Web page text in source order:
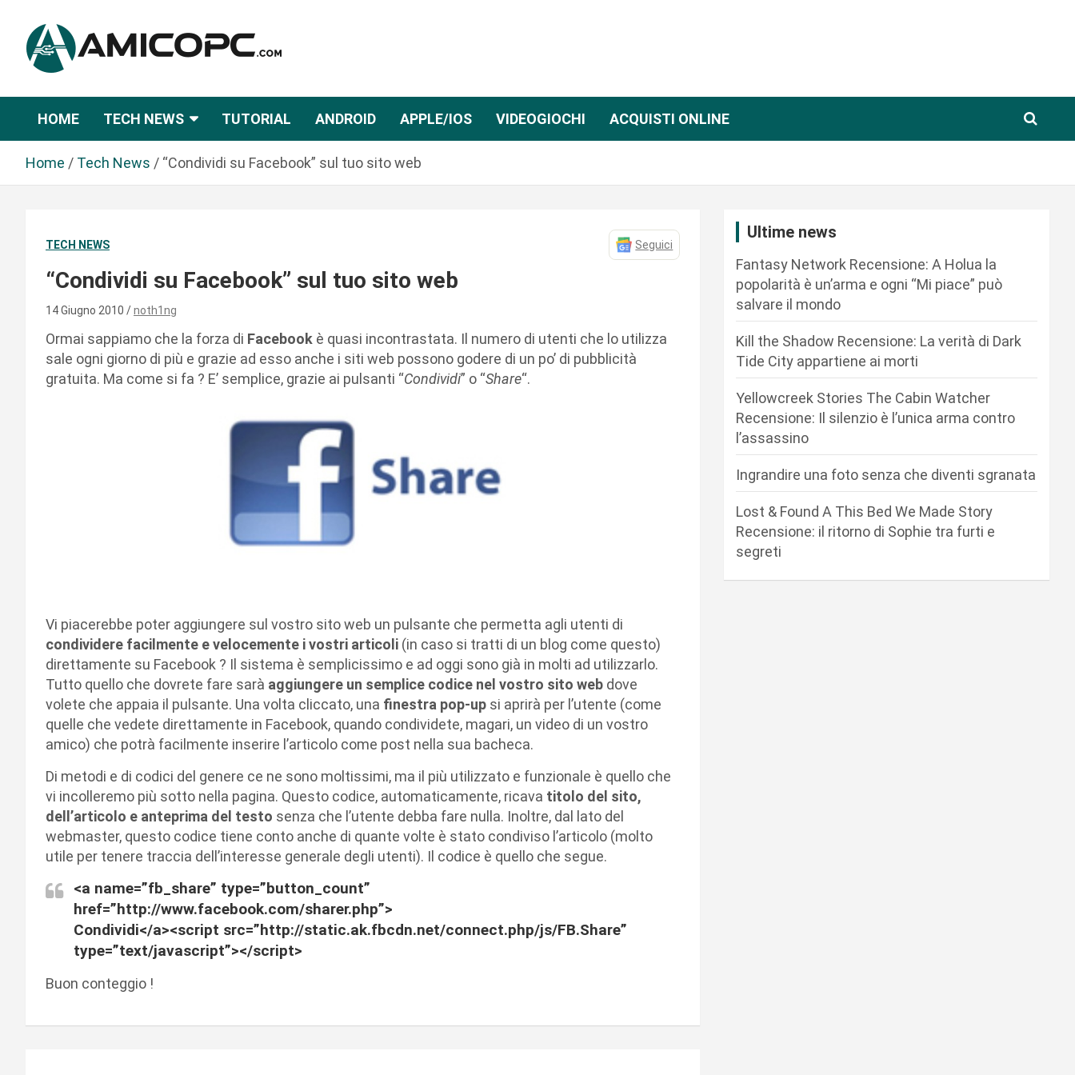
n
Amicopc.com
HOME TECH NEWS TUTORIAL ANDROID APPLE/IOS VIDEOGIOCHI ACQUISTI ONLINE
Home Tech News “Condividi su Facebook” sul tuo sito web
TECH NEWS Seguici
“Condividi su Facebook” sul tuo sito web
14 Giugno 2010 noth1ng
Ormai sappiamo che la forza di Facebook è quasi incontrastata. Il numero di utenti che lo utilizza
sale ogni giorno di più e grazie ad esso anche i siti web possono godere di un po’ di pubblicità
gratuita. Ma come si fa ? E’ semplice, grazie ai pulsanti “Condividi” o “Share“.
Vi piacerebbe poter aggiungere sul vostro sito web un pulsante che permetta agli utenti di
condividere facilmente e velocemente i vostri articoli (in caso si tratti di un blog come questo)
direttamente su Facebook ? Il sistema è semplicissimo e ad oggi sono già in molti ad utilizzarlo.
Tutto quello che dovrete fare sarà aggiungere un semplice codice nel vostro sito web dove
volete che appaia il pulsante. Una volta cliccato, una finestra pop-up si aprirà per l’utente (come
quelle che vedete direttamente in Facebook, quando condividete, magari, un video di un vostro
amico) che potrà facilmente inserire l’articolo come post nella sua bacheca.
Di metodi e di codici del genere ce ne sono moltissimi, ma il più utilizzato e funzionale è quello che
vi incolleremo più sotto nella pagina. Questo codice, automaticamente, ricava titolo del sito,
dell’articolo e anteprima del testo senza che l’utente debba fare nulla. Inoltre, dal lato del
webmaster, questo codice tiene conto anche di quante volte è stato condiviso l’articolo (molto
utile per tenere traccia dell’interesse generale degli utenti). Il codice è quello che segue.
<a name=”fb_share” type=”button_count”
href=”http://www.facebook.com/sharer.php”>
Condividi</a><script src=”http://static.ak.fbcdn.net/connect.php/js/FB.Share”
type=”text/javascript”></script>
Buon conteggio !
Ultime news
Fantasy Network Recensione: A Holua la
popolarità è un’arma e ogni “Mi piace” può
salvare il mondo
Kill the Shadow Recensione: La verità di Dark
Tide City appartiene ai morti
Yellowcreek Stories The Cabin Watcher
Recensione: Il silenzio è l’unica arma contro
l’assassino
Ingrandire una foto senza che diventi sgranata
Lost & Found A This Bed We Made Story
Recensione: il ritorno di Sophie tra furti e
segreti